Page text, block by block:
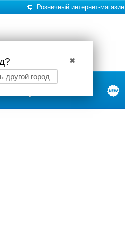
Розничный интернет-магазин
✖
другой город